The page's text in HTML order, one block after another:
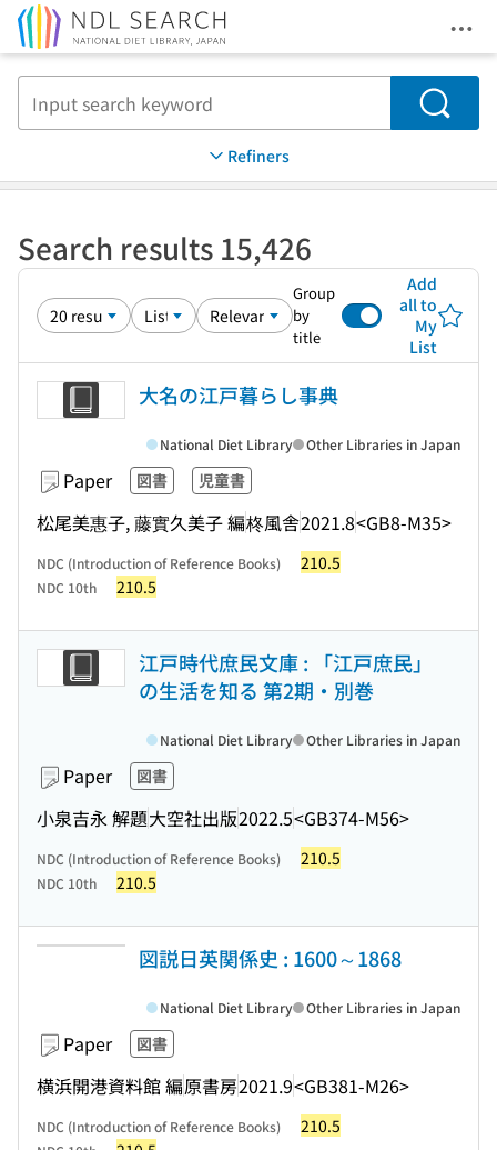
Search
Refiners
Search results 15,426
Group
by
title
Add
all to
My
List
大名の江戸暮らし事典
Paper 図書 児童書
松尾美惠子, 藤實久美子 編柊風舎2021.8<GB8-M35>
National Diet Library Other Libraries in Japan
NDC (Introduction of Reference Books) 210.5
NDC 10th 210.5
江戸時代庶民文庫 : 「江戸庶民」
の生活を知る 第2期・別巻
Paper 図書
小泉吉永 解題大空社出版2022.5<GB374-M56>
National Diet Library Other Libraries in Japan
NDC (Introduction of Reference Books) 210.5
NDC 10th 210.5
図説日英関係史 : 1600～1868
Paper 図書
横浜開港資料館 編原書房2021.9<GB381-M26>
National Diet Library Other Libraries in Japan
NDC (Introduction of Reference Books) 210.5